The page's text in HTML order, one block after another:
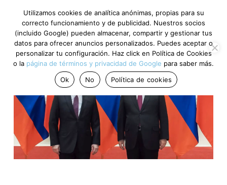
Utilizamos cookies de analítica anónimas, propias para su
correcto funcionamiento y de publicidad. Nuestros socios
(incluido Google) pueden almacenar, compartir y gestionar tus
datos para ofrecer anuncios personalizados. Puedes aceptar o
personalizar tu configuración. Haz click en Política de Cookies
o la página de términos y privacidad de Google para saber más.
Ok
No Política de cookies